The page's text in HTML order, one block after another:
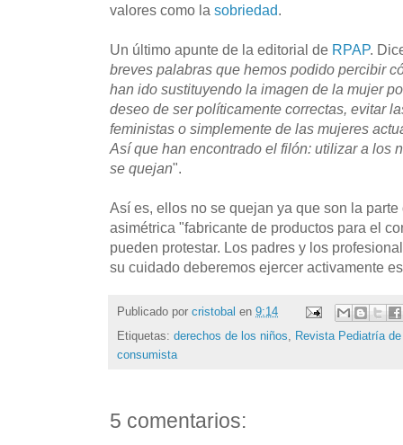
valores como la sobriedad.
Un último apunte de la editorial de RPAP.
breves palabras que hemos podido percibir
han ido sustituyendo la imagen de la mujer
deseo de ser políticamente correctas, evitar
feministas o simplemente de las mujeres
Así que han encontrado el filón: utilizar a los
se quejan".
Así es, ellos no se quejan ya que son la
asimétrica "fabricante de productos para el
pueden protestar. Los padres y los
su cuidado deberemos ejercer activamente
Publicado por cristobal en 9:14
Etiquetas: derechos de los niños, Revista Pediatría
consumista
5 comentarios: